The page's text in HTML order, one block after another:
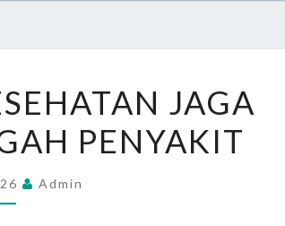
UNTUK
JAGA
PENYAKIT
Admin